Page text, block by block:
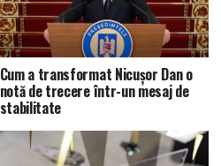
Cum a transformat Nicușor Dan o
notă de trecere într-un mesaj de
stabilitate